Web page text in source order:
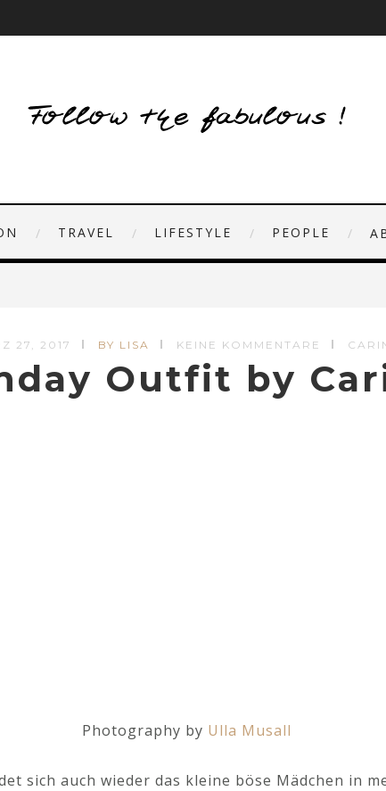
TRAVEL LIFESTYLE PEOPLE
27, 2017 BY LISA KEINE KOMMENTARE
Outfit by
Photography by Ulla Musall
sich auch wieder das kleine böse Mädchen in